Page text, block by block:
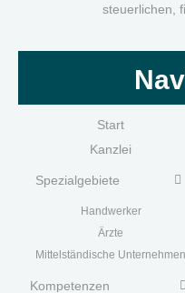
steuerlichen,
Start
Kanzlei
Spezialgebiete
Handwerker
Ärzte
Mittelständische Unternehmen
Kompetenzen